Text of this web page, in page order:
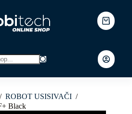
Shopping
cart
/ ROBOT USISIVAČI /
Black